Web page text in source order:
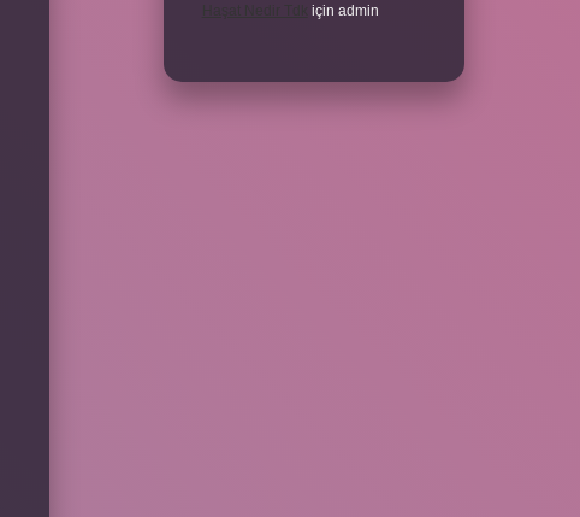
için admin